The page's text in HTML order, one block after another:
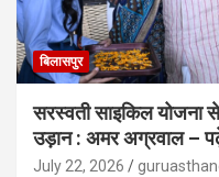
बिलासपुर
सरस्वती साइकिल योजना
उड़ान : अमर अग्रवाल –
July 22, 2026